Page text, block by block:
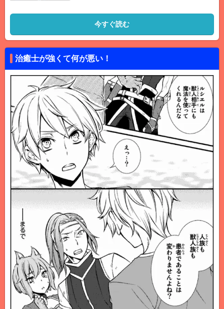
今すぐ読む
治癒士が強くて何が悪い！